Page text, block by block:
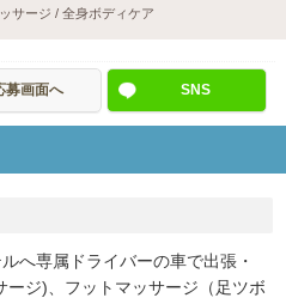
サージ / 全身ボディケア
募画面へ SNS
へ専属ドライバーの車で出張・
ジ)、フットマッサージ（足ツボ